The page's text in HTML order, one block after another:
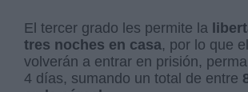
El tercer grado les permite la
tres noches en casa, por lo que
volverán a entrar en prisión,
4 días, sumando un total de entre